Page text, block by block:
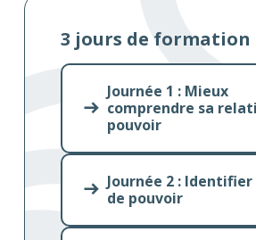
3 jours de formation
Journée 1 : Mieux
comprendre sa
pouvoir
Journée 2 :
de pouvoir